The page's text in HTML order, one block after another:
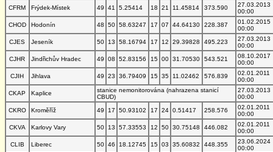
CFRM
Frýdek-Místek 49 41 5.25414 18 21 11.45814 373.590
27.03.2013
00:00
CHOD
Hodonín 48 50 58.63247 17 07 44.64130 228.387
01.02.2015
00:00
CJES
Jeseník 50 13 58.16794 17 12 29.39828 495.223
27.03.2013
00:00
CJHR
Jindřichův Hradec 49 08 52.83156 15 00 31.70530 543.521
08.10.2017
00:00
CJIH
Jihlava 49 23 36.79409 15 35 11.02462 576.839
02.01.2011
00:00
CKAP
Kaplice
stanice nemonitorována (nahrazena stanicí
CBUD)
27.03.2013
00:00
CKRO
Kroměříž 49 17 50.93102 17 24 0.51417 258.576
02.01.2011
00:00
CKVA
Karlovy Vary 50 13 57.33553 12 50 30.75148 446.082
02.01.2011
00:00
CLIB
Liberec 50 46 18.12745 15 03 35.60832 448.355
23.06.2024
00:00